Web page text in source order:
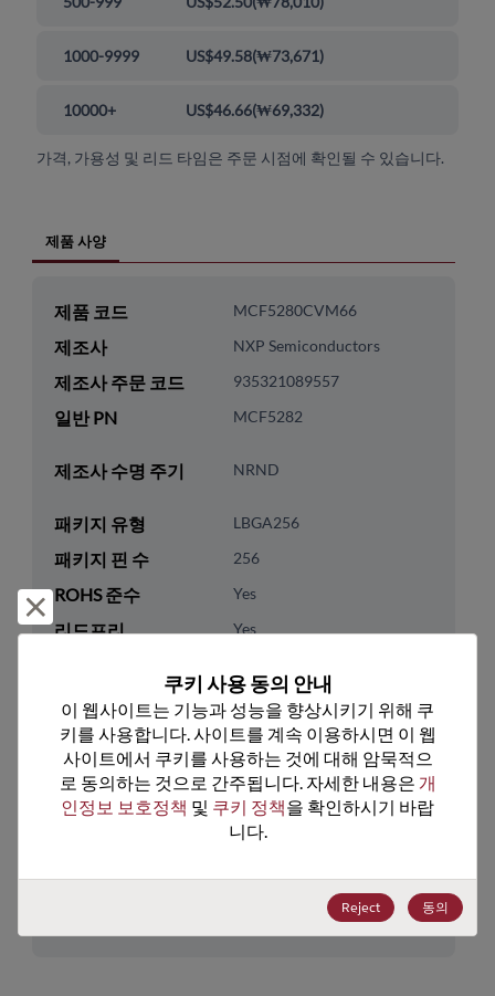
1000-9999 US$49.58(₩73,671)
10000+ US$46.66(₩69,332)
가격, 가용성 및 리드 타임은 주문 시점에 확인될 수 있습니다.
제품 사양
제품 코드 MCF5280CVM66
제조사 NXP Semiconductors
제조사 주문 코드 935321089557
일반 PN MCF5282
제조사 수명 주기 NRND
패키지 유형 LBGA256
패키지 핀 수 256
ROHS 준수 Yes
리드프리 Yes
패키지 수량 90
기술 카테고리 Processor & Peripheral
기술 하위 카테고리 MCU & MPU
32-Bit
미국 HTS 코드 8542.31.0025
거부 및 닫기
쿠키 사용 동의 안내
이 웹사이트는 기능과 성능을 향상시키기 위해 쿠
키를 사용합니다. 사이트를 계속 이용하시면 이 웹
사이트에서 쿠키를 사용하는 것에 대해 암묵적으
로 동의하는 것으로 간주됩니다. 자세한 내용은 개
인정보 보호정책 및 쿠키 정책을 확인하시기 바랍
니다.
Reject 동의